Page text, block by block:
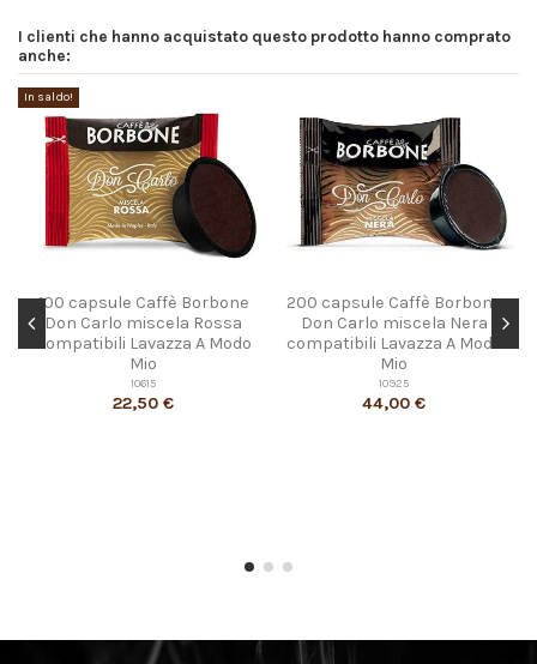
I clienti che hanno acquistato questo prodotto hanno comprato
anche:
In saldo!
100 capsule Caffè Borbone
Don Carlo miscela Rossa
compatibili Lavazza A Modo
Mio
10615
22,50 €
200 capsule Caffè Borbone
Don Carlo miscela Nera
compatibili Lavazza A Modo
Mio
10925
44,00 €